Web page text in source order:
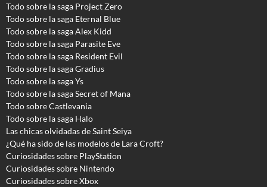
Todo sobre la saga Project Zero
Todo sobre la saga Eternal Blue
Todo sobre la saga Alex Kidd
Todo sobre la saga Parasite Eve
Todo sobre la saga Resident Evil
Todo sobre la saga Gradius
Todo sobre la saga Ys
Todo sobre la saga Secret of Mana
Todo sobre Castlevania
Todo sobre la saga Halo
Las chicas olvidadas de Saint Seiya
¿Qué ha sido de las modelos de Lara Croft?
Curiosidades sobre PlayStation
Curiosidades sobre Nintendo
Curiosidades sobre Xbox